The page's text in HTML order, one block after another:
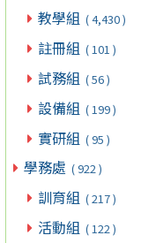
教學組 ( 4,430 )
註冊組 ( 101 )
試務組 ( 56 )
設備組 ( 199 )
實研組 ( 95 )
學務處 ( 922 )
訓育組 ( 217 )
活動組 ( 122 )